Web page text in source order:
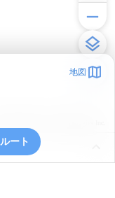
地図
ルート